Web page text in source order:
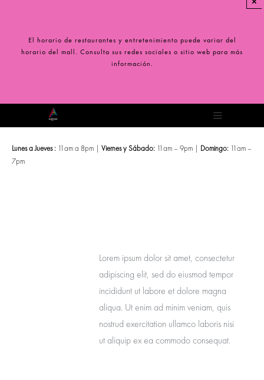
contenidoEl horario de restaurantes y entretenimiento puede variar del
horario del mall. Consulta sus redes sociales o sitio web para más
información.
Toggle
Lunes a Jueves :11am a 8pm | Viernes y Sábado:11am – 9pm | Domingo:11am –
7pm
Lorem ipsum dolor sit amet, consectetur
adipiscing elit, sed do eiusmod tempor
incididunt ut labore et dolore magna
aliqua. Ut enim ad minim veniam, quis
nostrud exercitation ullamco laboris nisi
ut aliquip ex ea commodo consequat.